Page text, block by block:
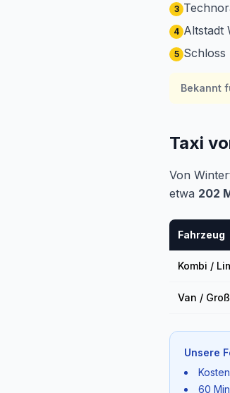
3
4 Altstadt
5 Schloss
Bekannt
Taxi
Von
etwa 202
Fahrzeug
Kombi /
Van /
Unsere
60